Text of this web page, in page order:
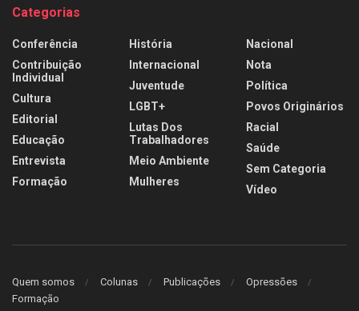
Categorias
Conferência
Contribuição
Individual
Cultura
Editorial
Educação
Entrevista
Formação
História
Internacional
Juventude
LGBT+
Lutas Dos
Trabalhadores
Meio Ambiente
Mulheres
Nacional
Nota
Política
Povos Originários
Racial
Saúde
Sem Categoria
Vídeo
Quem somos Colunas Publicações
Opressões
Formação